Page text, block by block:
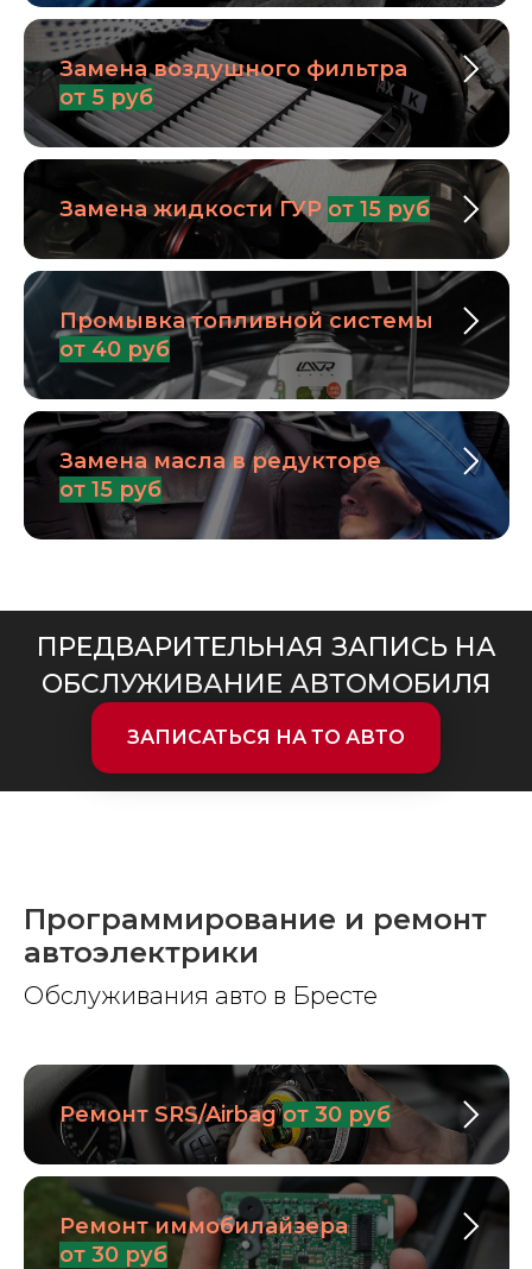
Замена воздушного фильтра
от 5 руб
Замена жидкости ГУР от 15 руб
Промывка топливной системы
от 40 руб
Замена масла в редукторе
от 15 руб
ПРЕДВАРИТЕЛЬНАЯ ЗАПИСЬ НА
ОБСЛУЖИВАНИЕ АВТОМОБИЛЯ
ЗАПИСАТЬСЯ НА ТО АВТО
Программирование и ремонт
автоэлектрики
Обслуживания авто в Бресте
Ремонт SRS/Airbagот 30 руб
Ремонт иммобилайзера
от 30 руб